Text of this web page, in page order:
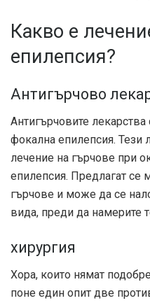
Какво е
епилепсия?
Антигърчово
Антигърчовите
фокална епилепсия. Тези
лечение на гърчове при
епилепсия. Предлагат се
гърчове и може да се
вида, преди да намерите
хирургия
Хора, които нямат
поне един опит две